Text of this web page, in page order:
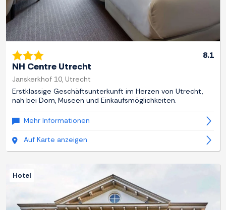
8.1
NH Centre Utrecht
Janskerkhof 10, Utrecht
Erstklassige Geschäftsunterkunft im Herzen von Utrecht,
nah bei Dom, Museen und Einkaufsmöglichkeiten.
Mehr Informationen
Auf Karte anzeigen
Hotel